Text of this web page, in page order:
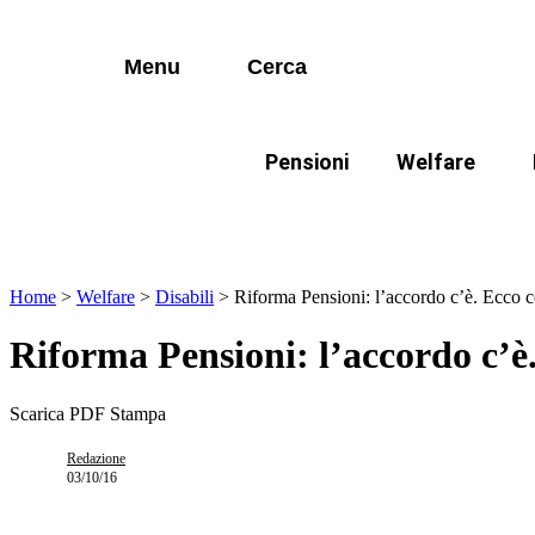
Menu Cerca
Pensioni Welfare
Lorem ipsum dolor sit amet consectetur
Home > Welfare > Disabili > Riforma Pensioni: l’accordo c’è. Ecco
Riforma Pensioni: l’accordo
Scarica PDF Stampa
Redazione
03/10/16